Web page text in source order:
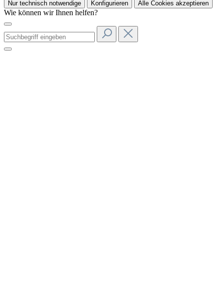
Nur technisch notwendige Konfigurieren Alle Cookies akzeptieren
Wie können wir Ihnen helfen?